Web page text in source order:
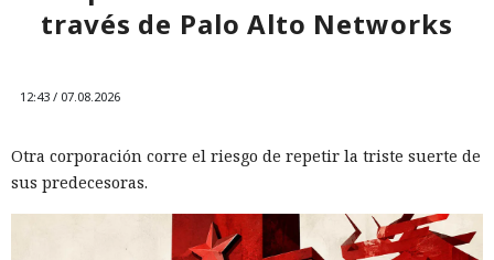
través de Palo Alto Networks
12:43 / 07.08.2026
Otra corporación corre el riesgo de repetir la triste suerte de
sus predecesoras.